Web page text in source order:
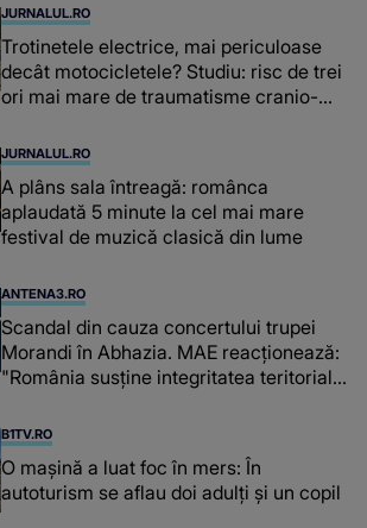
JURNALUL.RO
Trotinetele electrice, mai periculoase
decât motocicletele? Studiu: risc de trei
ori mai mare de traumatisme cranio-
JURNALUL.RO
A plâns sala întreagă: românca
aplaudată 5 minute la cel mai mare
festival de muzică clasică din lume
ANTENA3.RO
Scandal din cauza concertului trupei
Morandi în Abhazia. MAE reacționează:
"România susține integritatea teritorială
B1TV.RO
O maşină a luat foc în mers: În
autoturism se aflau doi adulți și un copil